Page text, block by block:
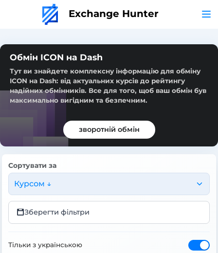
Exchange Hunter
Обмін ICON на Dash
Тут ви знайдете комплексну інформацію для обміну
ICON на Dash: від актуальних курсів до рейтингу
надійних обмінників. Все для того, щоб ваш обмін був
максимально вигідним та безпечним.
зворотній обмін
Сортувати за
Курсом ↓
Зберегти фільтри
Тільки з українською